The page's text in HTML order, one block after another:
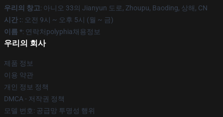
우리의 창고: 아니오 33의 Jianyun 도로, Zhoupu, Baoding, 상해, CN
시간 :: 오전 9시 ~ 오후 5시 (월 ~ 금)
이름 *: 연락처polyphia채용정보
우리의 회사
제품 정보
이용 약관
개인 정보 정책
DMCA - 저작권 정책
모델 번호: 공급망 투명성 행위